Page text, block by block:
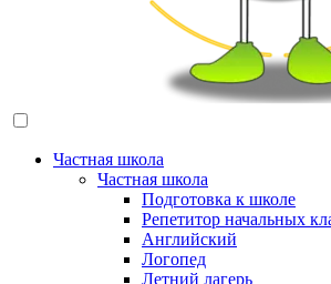
Частная школа
Частная школа
Подготовка к школе
Репетитор начальных
Английский
Логопед
Летний лагерь